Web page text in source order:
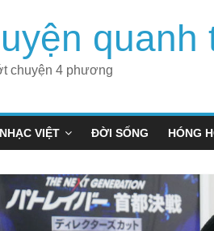
quanh
chuyện 4 phương
NHẠC VIỆT ĐỜI SỐNG HÓNG